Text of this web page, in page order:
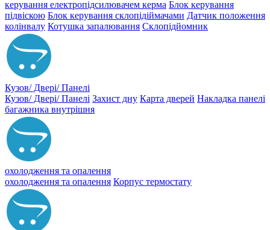
керування електропідсилювачем керма Блок керування
підвіскою Блок керування склопідіймачами Датчик положення
колінвалу Котушка запалювання Склопідйомник
Кузов/ Двері/ Панелі
Кузов/ Двері/ Панелі Захист дну Карта дверей Накладка панелі
багажника внутрішня
охолодження та опалення
охолодження та опалення Корпус термостату